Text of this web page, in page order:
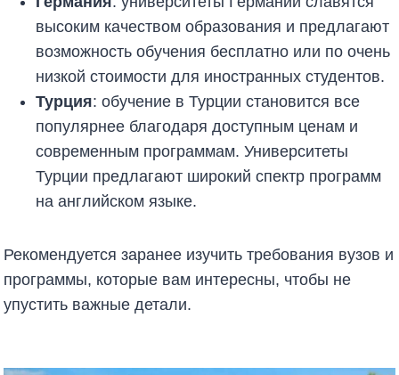
высоким качеством образования и предлагают
возможность обучения бесплатно или по очень
низкой стоимости для иностранных студентов.
Турция: обучение в Турции становится все
популярнее благодаря доступным ценам и
современным программам. Университеты
Турции предлагают широкий спектр программ
на английском языке.
Рекомендуется заранее изучить требования вузов и
программы, которые вам интересны, чтобы не
упустить важные детали.